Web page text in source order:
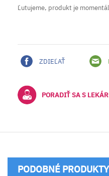
Ľutujeme, produkt je
ZDIEĽAŤ
PORADIŤ SA S
PODOBNÉ PRODUKTY